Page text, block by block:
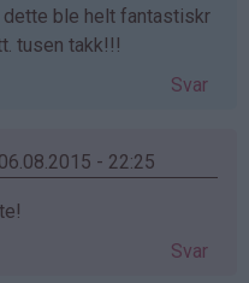
ble helt fantastiskr
tusen takk!!!
Svar
- 22:25
Svar